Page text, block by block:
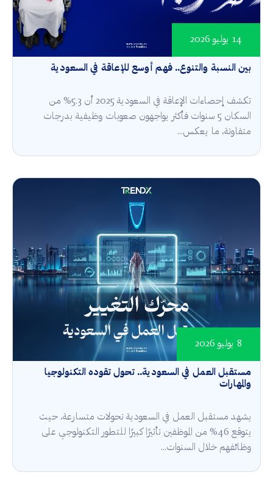
بين النسبة والتنوع.. فهم أوسع للإعاقة في السعودية
14 يوليو 2026
تكشف إحصاءات الإعاقة في السعودية 2025 أن 5.3% من
السكان 5 سنوات فأكثر يواجهون صعوبات وظيفية بدرجات
متفاوتة، ما يعكس...
مستقبل العمل في السعودية.. تحول تقوده التكنولوجيا
والمهارات
8 يوليو 2026
يشهد مستقبل العمل في السعودية تحولات متسارعة، حيث
يتوقع 46% من الموظفين تأثيرًا كبيرًا للتطور التكنولوجي على
وظائفهم خلال السنوات...